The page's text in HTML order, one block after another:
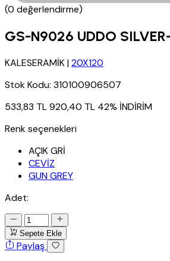
(0 değerlendirme)
GS-N9026 UDDO
KALESERAMİK|20X120
Stok Kodu: 310100906507
533,83 TL920,40 TL 42% İNDİRİM
Renk seçenekleri
AÇIK GRİ
CEVİZ
GUN GREY
Adet:
Sepete Ekle
Paylaş